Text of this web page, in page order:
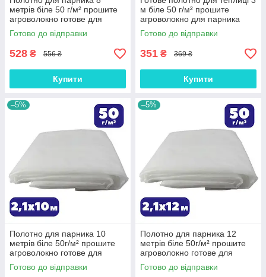
метрів біле 50 г/м² прошите
агроволокно готове для
теплиці Shadow зимово-
весняне на зиму
Готово до відправки
528 ₴ 556 ₴
Купити
м біле 50 г/м² прошите
агроволокно для парника
Shadow зимово-весняне на
зиму
Готово до відправки
351 ₴ 369 ₴
Купити
–5%
Полотно для парника 10
метрів біле 50г/м² прошите
агроволокно готове для
теплиці Shadow зимово-
весняне на зиму
Готово до відправки
–5%
Полотно для парника 12
метрів біле 50г/м² прошите
агроволокно готове для
теплиці Shadow зимово-
весняне на зиму
Готово до відправки